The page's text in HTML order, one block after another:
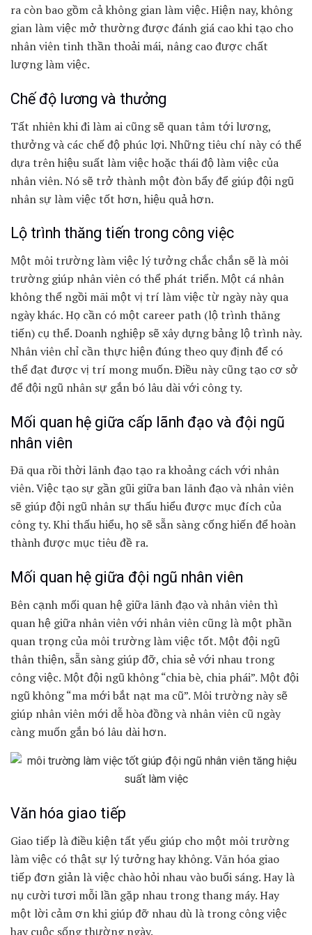
ra còn bao gồm cả không gian làm việc. Hiện nay, không
gian làm việc mở thường được đánh giá cao khi tạo cho
nhân viên tinh thần thoải mái, nâng cao được chất
lượng làm việc.
Chế độ lương và thưởng
Tất nhiên khi đi làm ai cũng sẽ quan tâm tới lương,
thưởng và các chế độ phúc lợi. Những tiêu chí này có thể
dựa trên hiệu suất làm việc hoặc thái độ làm việc của
nhân viên. Nó sẽ trở thành một đòn bẩy để giúp đội ngũ
nhân sự làm việc tốt hơn, hiệu quả hơn.
Lộ trình thăng tiến trong công việc
Một môi trường làm việc lý tưởng chắc chắn sẽ là môi
trường giúp nhân viên có thể phát triển. Một cá nhân
không thể ngồi mãi một vị trí làm việc từ ngày này qua
ngày khác. Họ cần có một career path (lộ trình thăng
tiến) cụ thể. Doanh nghiệp sẽ xây dựng bảng lộ trình này.
Nhân viên chỉ cần thực hiện đúng theo quy định để có
thể đạt được vị trí mong muốn. Điều này cũng tạo cơ sở
để đội ngũ nhân sự gắn bó lâu dài với công ty.
Mối quan hệ giữa cấp lãnh đạo và đội ngũ
nhân viên
Đã qua rồi thời lãnh đạo tạo ra khoảng cách với nhân
viên. Việc tạo sự gần gũi giữa ban lãnh đạo và nhân viên
sẽ giúp đội ngũ nhân sự thấu hiểu được mục đích của
công ty. Khi thấu hiểu, họ sẽ sẵn sàng cống hiến để hoàn
thành được mục tiêu đề ra.
Mối quan hệ giữa đội ngũ nhân viên
Bên cạnh mối quan hệ giữa lãnh đạo và nhân viên thì
quan hệ giữa nhân viên với nhân viên cũng là một phần
quan trọng của môi trường làm việc tốt. Một đội ngũ
thân thiện, sẵn sàng giúp đỡ, chia sẻ với nhau trong
công việc. Một đội ngũ không “chia bè, chia phái”. Một đội
ngũ không “ma mới bắt nạt ma cũ”. Môi trường này sẽ
giúp nhân viên mới dễ hòa đồng và nhân viên cũ ngày
càng muốn gắn bó lâu dài hơn.
Văn hóa giao tiếp
Giao tiếp là điều kiện tất yếu giúp cho một môi trường
làm việc có thật sự lý tưởng hay không. Văn hóa giao
tiếp đơn giản là việc chào hỏi nhau vào buổi sáng. Hay là
nụ cười tươi mỗi lần gặp nhau trong thang máy. Hay
một lời cảm ơn khi giúp đỡ nhau dù là trong công việc
hay cuộc sống thường ngày.